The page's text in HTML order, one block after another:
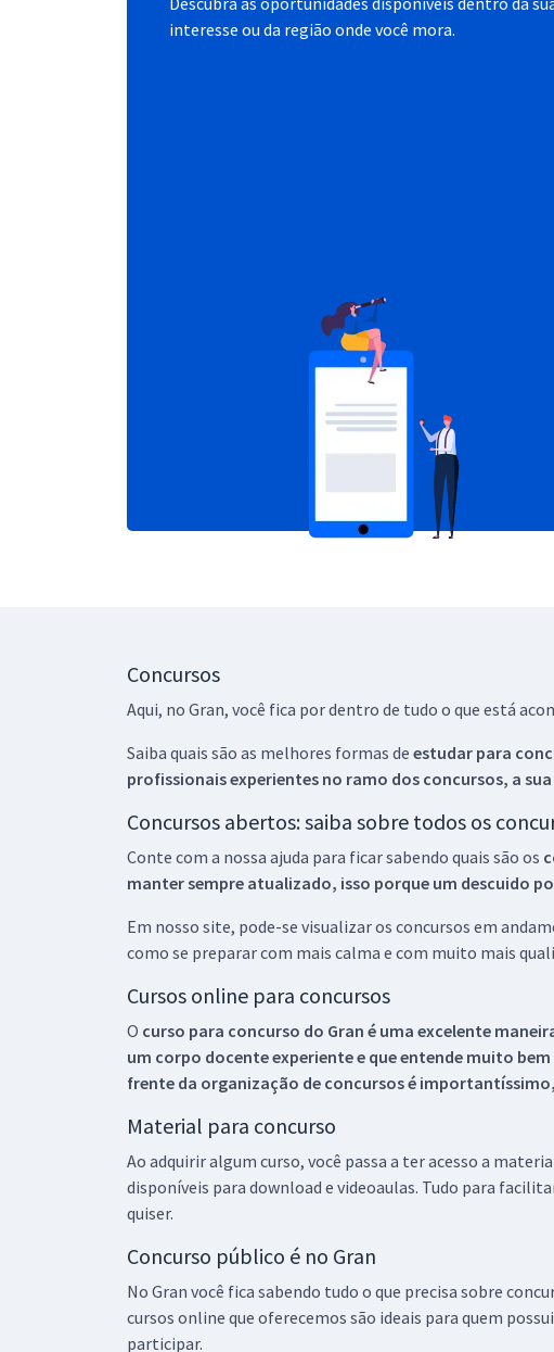
interesse ou da região onde você mora.
Concursos
Aqui, no Gran, você fica por dentro de tudo o que está
Saiba quais são as melhores formas de estudar para
profissionais experientes no ramo dos concursos, a
Concursos abertos: saiba sobre todos os
Conte com a nossa ajuda para ficar sabendo quais são os
manter sempre atualizado, isso porque um descuido
Em nosso site, pode-se visualizar os concursos em
como se preparar com mais calma e com muito mais
Cursos online para concursos
O curso para concurso do Gran é uma excelente
um corpo docente experiente e que entende muito
frente da organização de concursos é
Material para concurso
Ao adquirir algum curso, você passa a ter acesso a
disponíveis para download e videoaulas. Tudo para
quiser.
Concurso público é no Gran
No Gran você fica sabendo tudo o que precisa sobre
cursos online que oferecemos são ideais para quem
participar.